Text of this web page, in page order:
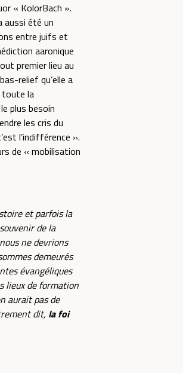
« KolorBach ».
aussi été un
entre juifs et
aaronique
premier lieu au
relief qu’elle a
toute la
plus besoin
les cris du
l’indifférence ».
de « mobilisation
et parfois la
de la
ne devrions
demeurés
évangéliques
lieux de formation
aurait pas de
dit, la foi